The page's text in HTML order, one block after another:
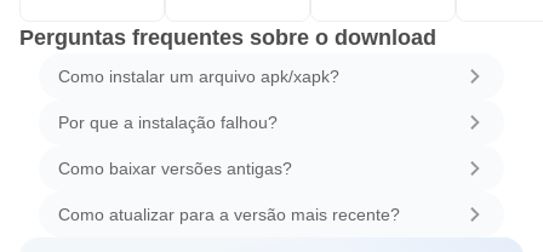
Perguntas frequentes sobre o download
Como instalar um arquivo apk/xapk?
Por que a instalação falhou?
Como baixar versões antigas?
Como atualizar para a versão mais recente?